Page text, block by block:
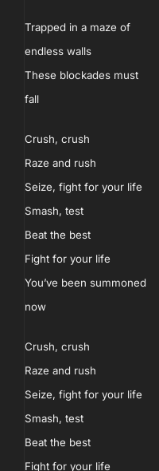
Trapped in a maze of
endless walls
These blockades must
fall
Crush, crush
Raze and rush
Seize, fight for your life
Smash, test
Beat the best
Fight for your life
You’ve been summoned
now
Crush, crush
Raze and rush
Seize, fight for your life
Smash, test
Beat the best
Fight for your life